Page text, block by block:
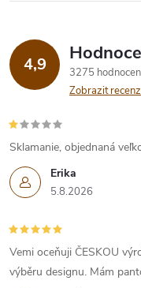
4,9
3275
Zobrazit
Erika
5.8.2026
Sklamanie, objednaná
Vemi oceňuji ČESKOU
výběru designu. Mám